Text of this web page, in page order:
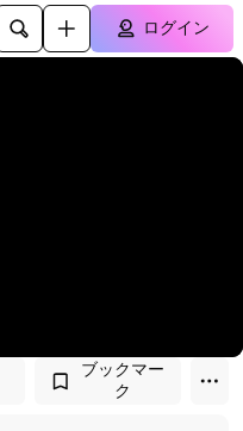
ログイン
ブックマー
ク